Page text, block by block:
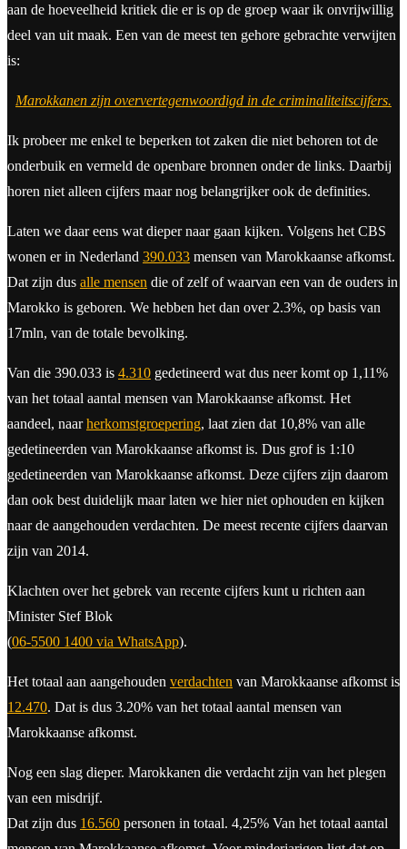
aan de hoeveelheid kritiek die er is op de groep waar ik onvrijwillig
deel van uit maak. Een van de meest ten gehore gebrachte verwijten
is:
Marokkanen zijn oververtegenwoordigd in de criminaliteitscijfers.
Ik probeer me enkel te beperken tot zaken die niet behoren tot de
onderbuik en vermeld de openbare bronnen onder de links. Daarbij
horen niet alleen cijfers maar nog belangrijker ook de definities.
Laten we daar eens wat dieper naar gaan kijken. Volgens het CBS
wonen er in Nederland 390.033 mensen van Marokkaanse afkomst.
Dat zijn dus alle mensen die of zelf of waarvan een van de ouders in
Marokko is geboren. We hebben het dan over 2.3%, op basis van
17mln, van de totale bevolking.
Van die 390.033 is 4.310 gedetineerd wat dus neer komt op 1,11%
van het totaal aantal mensen van Marokkaanse afkomst. Het
aandeel, naarherkomstgroepering, laat zien dat 10,8% van alle
gedetineerden van Marokkaanse afkomst is. Dus grof is 1:10
gedetineerden van Marokkaanse afkomst. Deze cijfers zijn daarom
dan ook best duidelijk maar laten we hier niet ophouden en kijken
naar de aangehouden verdachten. De meest recente cijfers daarvan
zijn van 2014.
Klachten over het gebrek van recente cijfers kunt u richten aan
Minister Stef Blok
(06-5500 1400 via WhatsApp).
Het totaal aan aangehouden verdachten van Marokkaanse afkomst is
12.470. Dat is dus 3.20% van het totaal aantal mensen van
Marokkaanse afkomst.
Nog een slag dieper. Marokkanen die verdacht zijn van het plegen
van een misdrijf.
Dat zijn dus 16.560 personen in totaal. 4,25% Van het totaal aantal